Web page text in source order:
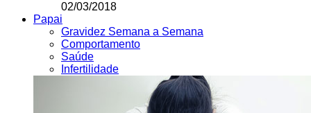
02/03/2018
Papai
Gravidez Semana a Semana
Comportamento
Saúde
Infertilidade